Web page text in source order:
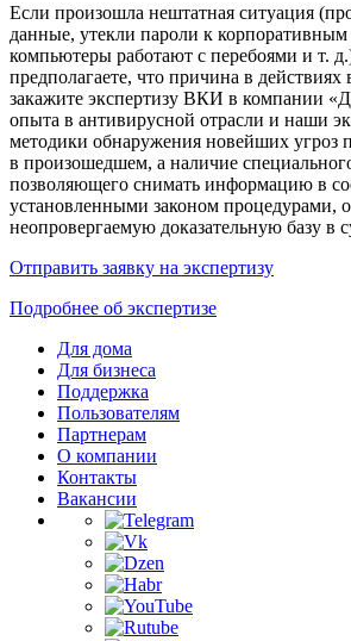
Если произошла нештатная ситуация
данные, утекли пароли к корпоративным
компьютеры работают с перебоями и т.
предполагаете, что причина в
закажите экспертизу ВКИ в компании
опыта в антивирусной отрасли и наши
методики обнаружения новейших угроз
в произошедшем, а наличие
позволяющего снимать информацию в
установленными законом процедурами,
неопровергаемую доказательную базу в
Отправить заявку на экспертизу
Подробнее об экспертизе
Для дома
Для бизнеса
Поддержка
Пользователям
Партнерам
О компании
Контакты
Вакансии